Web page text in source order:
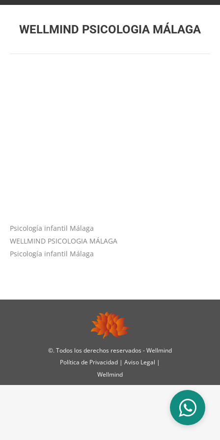
WELLMIND PSICOLOGIA MÁLAGA
Psicología infantil Málaga
WELLMIND PSICOLOGIA MÁLAGA
Psicología infantil Málaga
©. Todos los derechos reservados - Wellmind
Política de Privacidad | Aviso Legal |
Wellmind